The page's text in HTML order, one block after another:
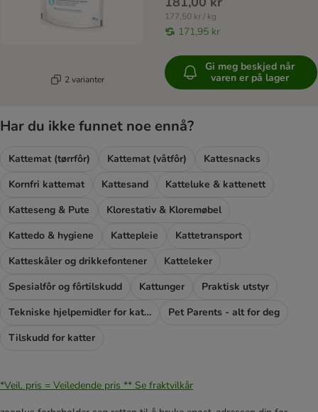
2 varianter
177,50 kr / kg
171,95 kr
Gi meg beskjed når
varen er på lager
Har du ikke funnet noe ennå?
Kattemat (tørrfôr) Kattemat (våtfôr)
Kattesnacks
Kornfri kattemat
Kattesand
Katteluke & kattenett
Katteseng & Pute
Klorestativ & Kloremøbel
Kattedo & hygiene
Kattepleie
Kattetransport
Katteskåler og drikkefontener
Katteleker
Spesialfôr og fôrtilskudd
Kattunger
Praktisk utstyr
Tekniske hjelpemidler for katter
Pet Parents - alt for deg
Tilskudd for katter
*Veil. pris = Veiledende pris ** Se fraktvilkår